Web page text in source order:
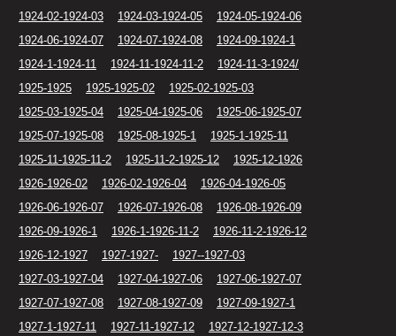
1924-02-1924-03
1924-03-1924-05
1924-05-1924-06
1924-06-1924-07
1924-07-1924-08
1924-09-1924-1
1924-1-1924-11
1924-11-1924-11-2
1924-11-3-1924/
1925-1925
1925-1925-02
1925-02-1925-03
1925-03-1925-04
1925-04-1925-06
1925-06-1925-07
1925-07-1925-08
1925-08-1925-1
1925-1-1925-11
1925-11-1925-11-2
1925-11-2-1925-12
1925-12-1926
1926-1926-02
1926-02-1926-04
1926-04-1926-05
1926-06-1926-07
1926-07-1926-08
1926-08-1926-09
1926-09-1926-1
1926-1-1926-11-2
1926-11-2-1926-12
1926-12-1927
1927-1927-
1927--1927-03
1927-03-1927-04
1927-04-1927-06
1927-06-1927-07
1927-07-1927-08
1927-08-1927-09
1927-09-1927-1
1927-1-1927-11
1927-11-1927-12 1927-12-1927-12-3